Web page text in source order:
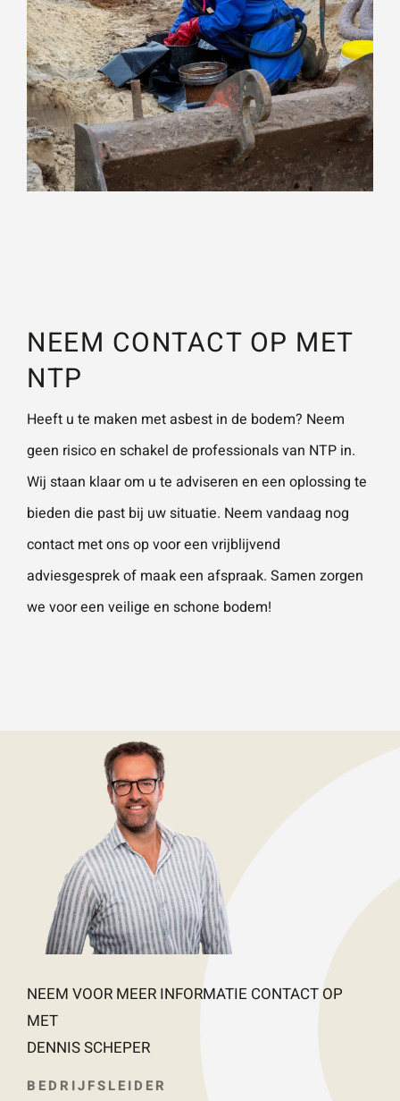
NEEM CONTACT OP MET
NTP
Heeft u te maken met asbest in de bodem? Neem
geen risico en schakel de professionals van NTP in.
Wij staan klaar om u te adviseren en een oplossing te
bieden die past bij uw situatie. Neem vandaag nog
contact met ons op voor een vrijblijvend
adviesgesprek of maak een afspraak. Samen zorgen
we voor een veilige en schone bodem!
NEEM VOOR MEER INFORMATIE CONTACT OP
MET
DENNIS SCHEPER
BEDRIJFSLEIDER